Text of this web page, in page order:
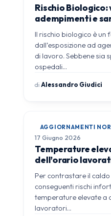
Rischio
adempimenti e
Il rischio biologico è un
dall’esposizione ad
di lavoro. Sebbene sia
ospedali…
diAlessandro Giudici
AGGIORNAMENTI
17 Giugno 2026
Temperature
dell’orario
Per contrastare il
conseguenti rischi
temperature elevate a
lavoratori…